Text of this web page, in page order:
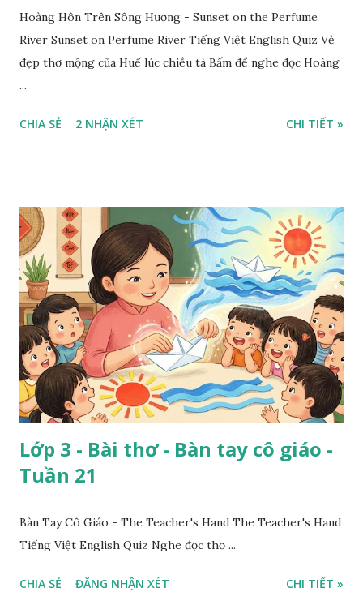
Hoàng Hôn Trên Sông Hương - Sunset on the Perfume
River Sunset on Perfume River Tiếng Việt English Quiz Vẻ
đẹp thơ mộng của Huế lúc chiều tà Bấm để nghe đọc Hoàng
...
CHIA SẺ 2 NHẬN XÉT CHI TIẾT »
Lớp 3 - Bài thơ - Bàn tay cô giáo -
Tuần 21
Bàn Tay Cô Giáo - The Teacher's Hand The Teacher's Hand
Tiếng Việt English Quiz Nghe đọc thơ ...
CHIA SẺ ĐĂNG NHẬN XÉT CHI TIẾT »